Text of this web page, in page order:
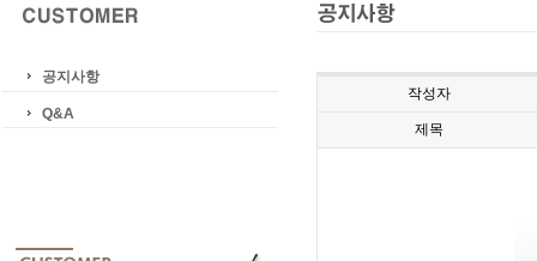
공지사항
Q&A
작성자
제목